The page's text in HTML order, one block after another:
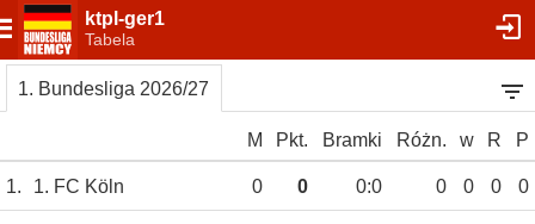
ktpl-ger1
Tabela
1. Bundesliga 2026/27
M Pkt. Bramki Różn. w R P
1. 1. FC Köln 0 0 0:0 0 0 0 0